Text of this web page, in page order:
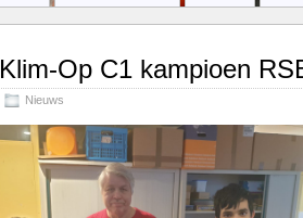
Klim-Op C1 kampioen
Nieuws